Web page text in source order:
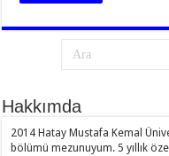
Hakkımda
2014 Hatay Mustafa Kemal
bölümü mezunuyum. 5 yıllık